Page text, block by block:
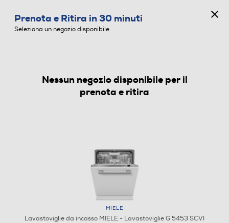
LAVASTOVIGLIE DA INCASSO
Prenota e Ritira in 30 minuti
Seleziona un negozio disponibile
Nessun negozio disponibile per il
prenota e ritira
MIELE
Lavastoviglie da incasso MIELE - Lavastoviglie G 5453 SCVI